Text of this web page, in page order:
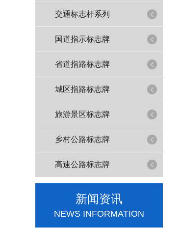
交通标志杆系列
国道指示标志牌
省道指路标志牌
城区指路标志牌
旅游景区标志牌
乡村公路标志牌
高速公路标志牌
新闻资讯
NEWS INFORMATION